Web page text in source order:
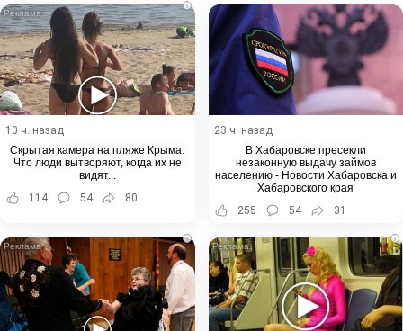
i
10 ч. назад
Скрытая камера на пляже Крыма:
Что люди вытворяют, когда их не
видят...
114
54 80
23 ч. назад
В Хабаровске пресекли
незаконную выдачу займов
населению - Новости Хабаровска и
Хабаровского края
255
54 31
i i